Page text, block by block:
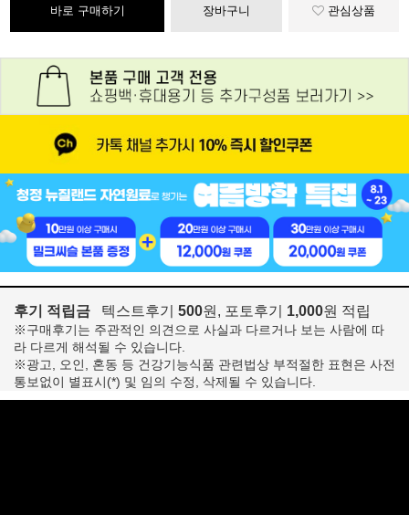
바로 구매하기 장바구니 관심상품
후기 적립금 텍스트후기 500원, 포토후기 1,000원 적립
※구매후기는 주관적인 의견으로 사실과 다르거나 보는 사람에 따
라 다르게 해석될 수 있습니다.
※광고, 오인, 혼동 등 건강기능식품 관련법상 부적절한 표현은 사전
통보없이 별표시(*) 및 임의 수정, 삭제될 수 있습니다.